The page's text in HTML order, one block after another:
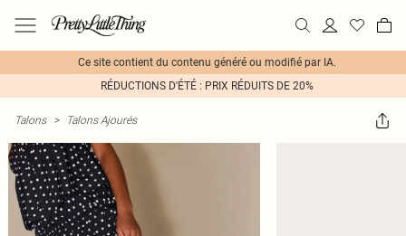
Ce site contient du contenu généré ou modifié par IA.
RÉDUCTIONS D'ÉTÉ : PRIX RÉDUITS DE 20%
Talons > Talons Ajourés